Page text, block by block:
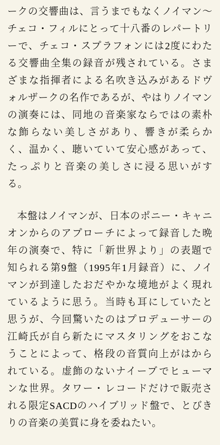
ークの交響曲は、言うまでもなくノイマン～
チェコ・フィルにとって十八番のレパートリ
ーで、チェコ・スプラフォンには2度にわた
る交響曲全集の録音が残されている。さま
ざまな指揮者による名吹き込みがあるドヴ
ォルザークの名作であるが、やはりノイマン
の演奏には、同地の音楽家ならではの素朴
な飾らない美しさがあり、響きが柔らか
く、温かく、聴いていて安心感があって、
たっぷりと音楽の美しさに浸る思いがす
る。
本盤はノイマンが、日本のポニー・キャニ
オンからのアプローチによって録音した晩
年の演奏で、特に「新世界より」の表題で
知られる第9盤（1995年1月録音）に、ノイ
マンが到達したおだやかな境地がよく現れ
ているように思う。当時も耳にしていたと
思うが、今回驚いたのはプロデューサーの
江崎氏が自ら新たにマスタリングをおこな
うことによって、格段の音質向上がはから
れている。虚飾のないナイーブでヒューマ
ンな世界。タワー・レコードだけで販売さ
れる限定SACDのハイブリッド盤で、とびき
りの音楽の美質に身を委ねたい。